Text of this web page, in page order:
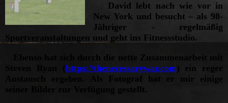
David lebt nach wie vor in
New York und besucht – als 98-
Jähriger - regelmäßig
Sportveranstaltungen und geht ins Fitnessstudio.
Ebenso hat sich durch die nette Zusammenarbeit mit
Steven Ryan ( https://thenecessarywar.com) ein reger
Austausch ergeben. Als Fotograf hat er mir einige
seiner Bilder zur Verfügung gestellt.